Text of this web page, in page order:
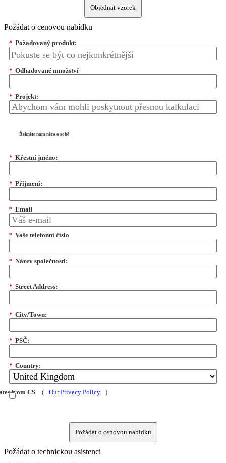
Objednat vzorek
Požádat o cenovou nabídku
* Požadovaný produkt:
* Odhadované množství
* Projekt:
Řekněte nám něco o sobě
* Křestní jméno:
* Příjmení:
* Email
* Vaše telefonní číslo
* Název společnosti:
* Street Address:
* City/Town:
* PSČ:
* Country:
from CS ( Our Privacy Policy )
Požádat o cenovou nabídku
Požádat o technickou asistenci